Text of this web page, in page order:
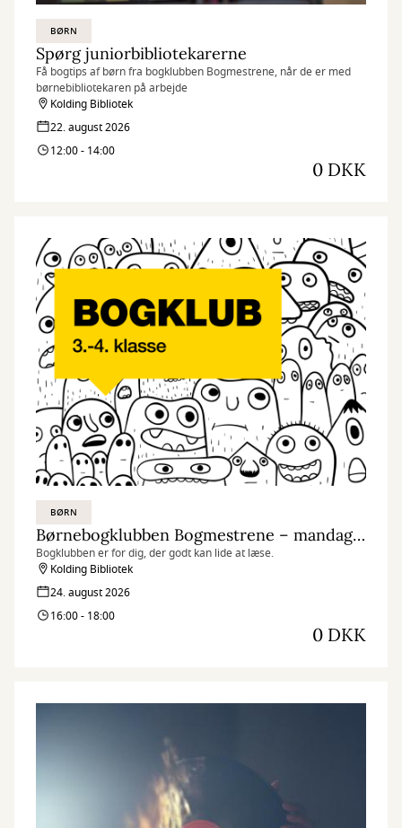
BØRN
Spørg juniorbibliotekarerne
Få bogtips af børn fra bogklubben Bogmestrene, når de er med
børnebibliotekaren på arbejde
Kolding Bibliotek
22. august 2026
12:00 - 14:00
0 DKK
BØRN
Børnebogklubben Bogmestrene – mandagsklubben
Bogklubben er for dig, der godt kan lide at læse.
Kolding Bibliotek
24. august 2026
16:00 - 18:00
0 DKK